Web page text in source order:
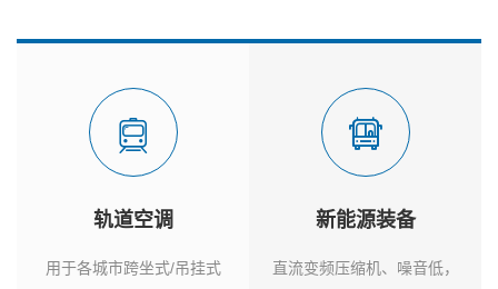
轨道空调
用于各城市跨坐式/吊挂式
新能源装备
直流变频压缩机、噪音低，